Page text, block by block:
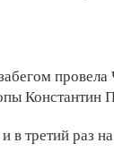
в третий раз